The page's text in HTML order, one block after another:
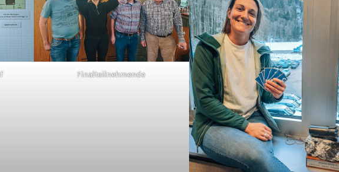
Finalteilnehmende